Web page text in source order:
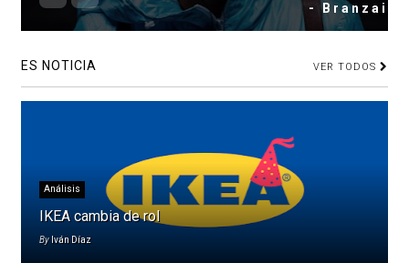
- Branzai
ES NOTICIA VER TODOS
Análisis
IKEA cambia de rol
By Iván Díaz